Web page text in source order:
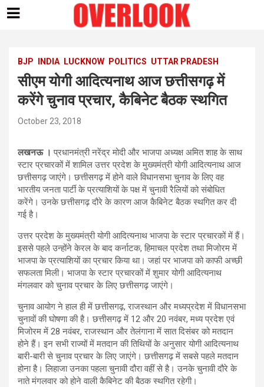
content
BJP INDIA LUCKNOW POLITICS UTTAR PRADESH
सीएम योगी आदित्यनाथ आज छत्तीसगढ़ में
करेंगे चुनाव प्रचार, कैबिनेट बैठक स्थगित
October 23, 2018
लखनऊ । प्रधानमंत्री नरेंद्र मोदी और भाजपा अध्यक्ष अमित शाह के साथ
स्टार प्रचारकों में शामिल उत्तर प्रदेश के मुख्यमंत्री योगी आदित्यनाथ आज
छत्तीसगढ़ जाएंगे। छत्तीसगढ़ में होने वाले विधानसभा चुनाव के लिए वह
भारतीय जनता पार्टी के प्रत्याशियों के पक्ष में चुनावी रैलियों को संबोधित
करेंगे। उनके छत्तीसगढ़ दौरे के कारण आज कैबिनेट बैठक स्थगित कर दी
गई है।
उत्तर प्रदेश के मुख्यमंत्री योगी आदित्यनाथ भाजपा के स्टार प्रचारकों में हैं।
इससे पहले उन्होंने केरल के बाद कर्नाटक, हिमाचल प्रदेश तथा मिजोरम में
भाजपा के प्रत्याशियों का प्रचार किया था। जहां पर भाजपा को काफी अच्छी
सफलता मिली। भाजपा के स्टार प्रचारकों में शुमार योगी आदित्यनाथ
मंगलवार को चुनाव प्रचार के लिए छत्तीसगढ़ जाएंगे।
चुनाव आयोग ने हाल ही में छत्तीसगढ़, राजस्थान और मध्यप्रदेश में विधानसभा
चुनावों की घोषणा की है। छत्तीसगढ़ में 12 और 20 नवंबर, मध्य प्रदेश एवं
मिजोरम में 28 नवंबर, राजस्थान और तेलंगाना में सात दिसंबर को मतदान
होने हैं। इन सभी राज्यों में मतदान की तिथियों के अनुसार योगी आदित्यनाथ
बारी-बारी से चुनाव प्रचार के लिए जाएंगे। छत्तीसगढ़ में सबसे पहले मतदान
होना है। लिहाजा उनका पहला चुनावी दौरा वहीं से है। उनके चुनावी दौरे के
नाते मंगलवार को होने वाली कैबिनेट की बैठक स्थगित रहेगी।